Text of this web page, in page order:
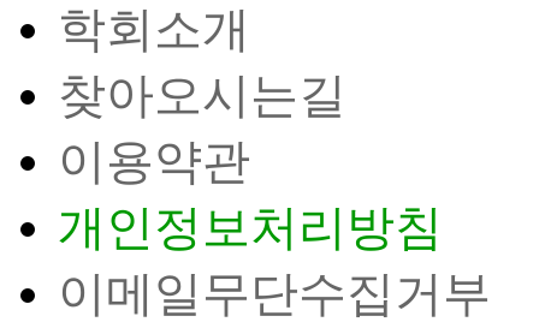
학회소개
찾아오시는길
이용약관
개인정보처리방침
이메일무단수집거부